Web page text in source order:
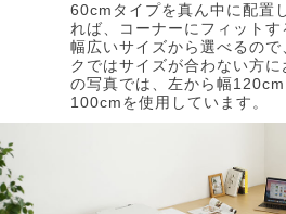
60cmタイプを真ん中に配置
れば、コーナーにフィットす
幅広いサイズから選べるので
クではサイズが合わない方
の写真では、左から幅
100cmを使用しています。